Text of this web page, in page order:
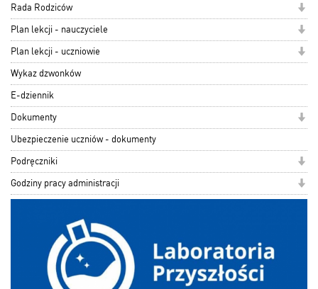
Rada Rodziców
Plan lekcji - nauczyciele
Plan lekcji - uczniowie
Wykaz dzwonków
E-dziennik
Dokumenty
Ubezpieczenie uczniów - dokumenty
Podręczniki
Godziny pracy administracji